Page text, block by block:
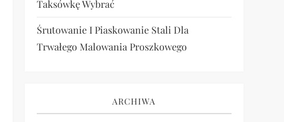
Taksówkę Wybrać
Śrutowanie I Piaskowanie Stali Dla
Trwałego Malowania Proszkowego
ARCHIWA